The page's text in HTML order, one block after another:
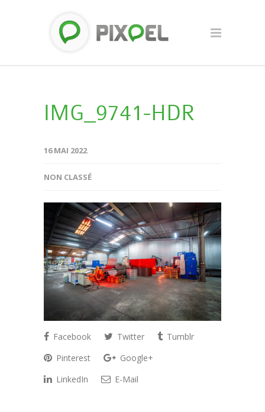
IMG_9741-HDR
16 MAI 2022
NON CLASSÉ
Facebook Twitter
Tumblr
Pinterest
Google+
LinkedIn
E-Mail